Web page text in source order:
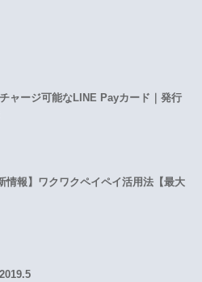
チャージ可能なLINE Payカード｜発行
情報】ワクワクペイペイ活用法【最大